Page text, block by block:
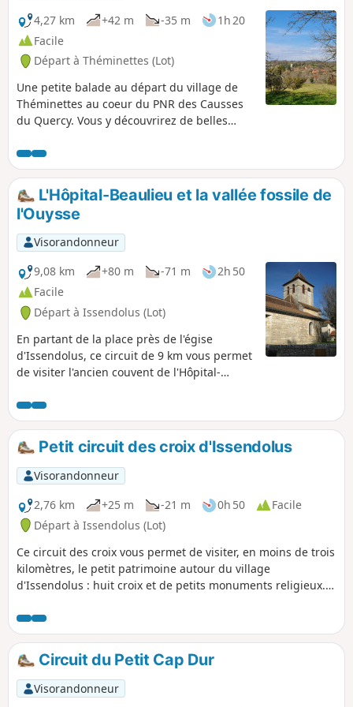
4,27 km
+42 m -35 m
1h 20
Facile
Départ à Théminettes (Lot)
Une petite balade au départ du village de
Théminettes au coeur du PNR des Causses
du Quercy. Vous y découvrirez de belles
murets, la fameuse perte du Francès (après
un parcours souterrain mouvementé ses
eaux réapparaissent à Cabouy, près de
Rocamadour, avant de se jeter dans la
Dordogne à Lacave) et le village de
Théminettes.
L'Hôpital-Beaulieu et la vallée fossile de
l'Ouysse
Visorandonneur
9,08 km
+80 m -71 m
2h 50
Facile
Départ à Issendolus (Lot)
En partant de la place près de l'égise
d'Issendolus, ce circuit de 9 km vous permet
de visiter l'ancien couvent de l'Hôpital-
ombragés dans la grande vallée sèche de
l'Ouysse qui maintenant se perd sous terre à
Thémines. Ce circuits emprunte de petites
routes et des chemins publics.
Petit circuit des croix d'Issendolus
Visorandonneur
2,76 km
+25 m -21 m 0h 50
Facile
Départ à Issendolus (Lot)
Ce circuit des croix vous permet de visiter, en moins de trois
kilomètres, le petit patrimoine autour du village
d'Issendolus : huit croix et de petits monuments religieux.
Elle avait, en plus, un usage religieux. On raconte que les
sorcières, appelées dans le Quercy "fachilieras", se
réunissaient à la croisée des chemins, les jours de sabbat,
pour y célébrer une messe diabolique avec un prêtre
démoniaque. Les croix auraient été plantées là pour les
éloigner. Cela nous renvoie à une époque où la femme, libre
Circuit du Petit Cap Dur
Visorandonneur